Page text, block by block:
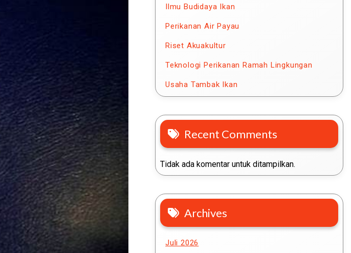
Ilmu Budidaya Ikan
Perikanan Air Payau
Riset Akuakultur
Teknologi Perikanan Ramah Lingkungan
Usaha Tambak Ikan
Recent Comments
Tidak ada komentar untuk ditampilkan.
Archives
Juli 2026